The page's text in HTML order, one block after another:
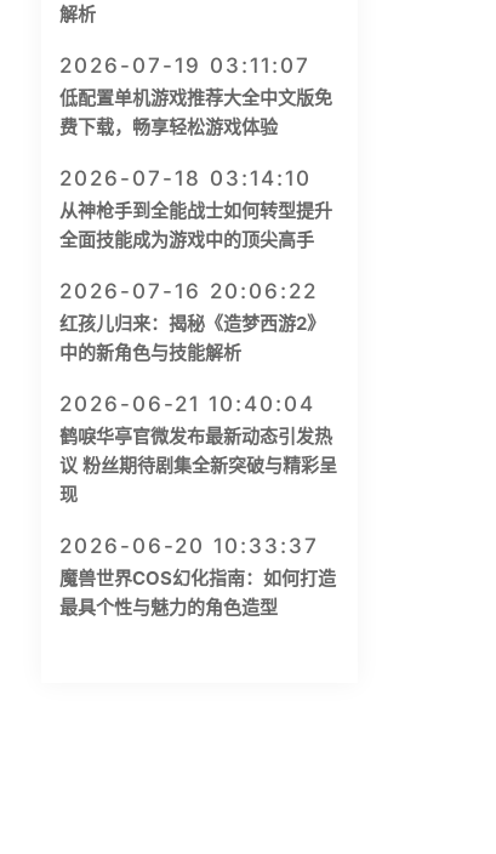
解析
2026-07-19 03:11:07
低配置单机游戏推荐大全中文版免
费下载，畅享轻松游戏体验
2026-07-18 03:14:10
从神枪手到全能战士如何转型提升
全面技能成为游戏中的顶尖高手
2026-07-16 20:06:22
红孩儿归来：揭秘《造梦西游2》
中的新角色与技能解析
2026-06-21 10:40:04
鹤唳华亭官微发布最新动态引发热
议 粉丝期待剧集全新突破与精彩呈
现
2026-06-20 10:33:37
魔兽世界COS幻化指南：如何打造
最具个性与魅力的角色造型